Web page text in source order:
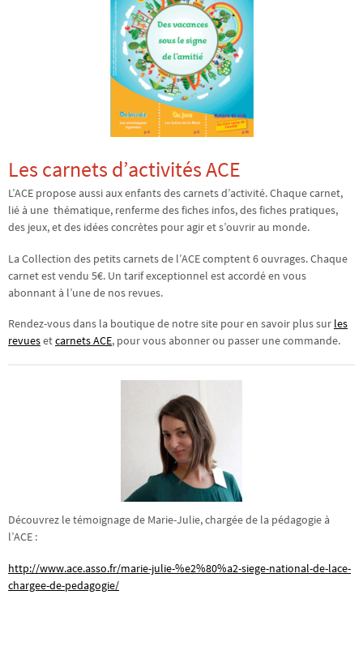
Les carnets d’activités ACE
L’ACE propose aussi aux enfants des carnets d’activité. Chaque carnet,
lié à une thématique, renferme des fiches infos, des fiches pratiques,
des jeux, et des idées concrètes pour agir et s’ouvrir au monde.
La Collection des petits carnets de l’ACE comptent 6 ouvrages. Chaque
carnet est vendu 5€. Un tarif exceptionnel est accordé en vous
abonnant à l’une de nos revues.
Rendez-vous dans la boutique de notre site pour en savoir plus sur les
revuesetcarnets ACE, pour vous abonner ou passer une commande.
Découvrez le témoignage de Marie-Julie, chargée de la pédagogie à
l’ACE :
http://www.ace.asso.fr/marie-julie-%e2%80%a2-siege-national-de-lace-
chargee-de-pedagogie/